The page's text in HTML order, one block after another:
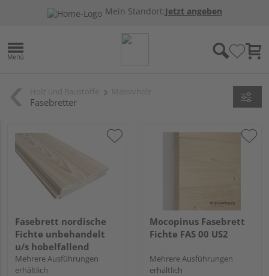
Mein Standort:Jetzt angeben
Fasebretter
Fasebrett nordische
Fichte unbehandelt
u/s hobelfallend
Mehrere Ausführungen
erhältlich
Mocopinus Fasebrett
Fichte FAS 00 US2
Mehrere Ausführungen
erhältlich